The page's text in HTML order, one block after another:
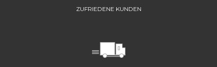
ZUFRIEDENE KUNDEN